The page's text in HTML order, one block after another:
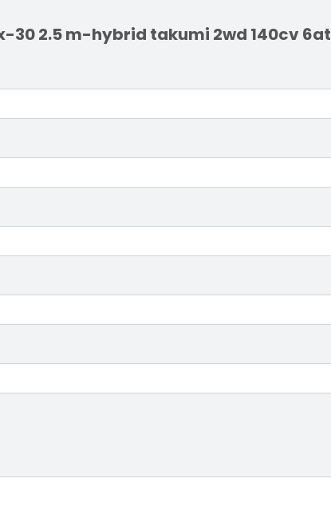
30 2.5 m-hybrid takumi 2wd 140cv 6at